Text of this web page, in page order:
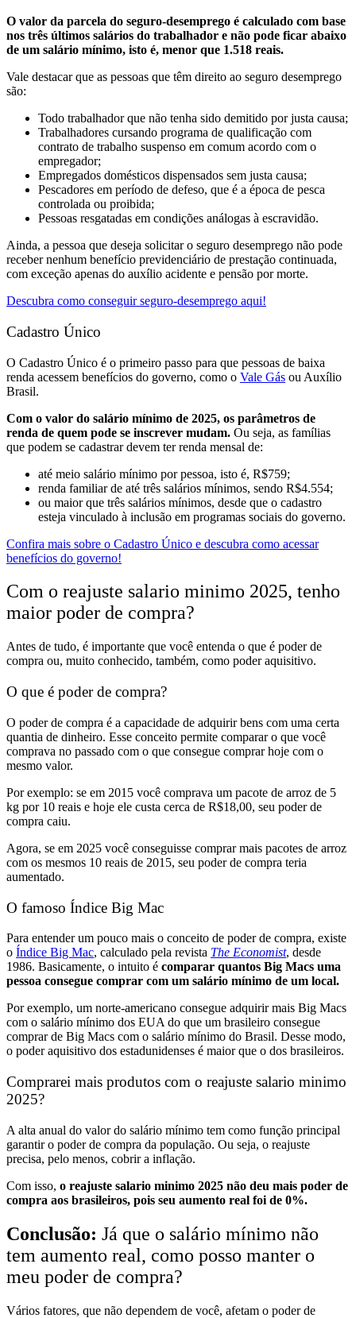
O valor da parcela do seguro-desemprego é calculado com base
nos três últimos salários do trabalhador e não pode ficar abaixo
de um salário mínimo, isto é, menor que 1.518 reais.
Vale destacar que as pessoas que têm direito ao seguro desemprego
são:
Todo trabalhador que não tenha sido demitido por justa causa;
Trabalhadores cursando programa de qualificação com
contrato de trabalho suspenso em comum acordo com o
empregador;
Empregados domésticos dispensados sem justa causa;
Pescadores em período de defeso, que é a época de pesca
controlada ou proibida;
Pessoas resgatadas em condições análogas à escravidão.
Ainda, a pessoa que deseja solicitar o seguro desemprego não pode
receber nenhum benefício previdenciário de prestação continuada,
com exceção apenas do auxílio acidente e pensão por morte.
Descubra como conseguir seguro-desemprego aqui!
Cadastro Único
O Cadastro Único é o primeiro passo para que pessoas de baixa
renda acessem benefícios do governo, como o Vale Gás ou Auxílio
Brasil.
Com o valor do salário mínimo de 2025, os parâmetros de
renda de quem pode se inscrever mudam. Ou seja, as famílias
que podem se cadastrar devem ter renda mensal de:
até meio salário mínimo por pessoa, isto é, R$759;
renda familiar de até três salários mínimos, sendo R$4.554;
ou maior que três salários mínimos, desde que o cadastro
esteja vinculado à inclusão em programas sociais do governo.
Confira mais sobre o Cadastro Único e descubra como acessar
benefícios do governo!
Com o reajuste salario minimo 2025, tenho
maior poder de compra?
Antes de tudo, é importante que você entenda o que é poder de
compra ou, muito conhecido, também, como poder aquisitivo.
O que é poder de compra?
O poder de compra é a capacidade de adquirir bens com uma certa
quantia de dinheiro. Esse conceito permite comparar o que você
comprava no passado com o que consegue comprar hoje com o
mesmo valor.
Por exemplo: se em 2015 você comprava um pacote de arroz de 5
kg por 10 reais e hoje ele custa cerca de R$18,00, seu poder de
compra caiu.
Agora, se em 2025 você conseguisse comprar mais pacotes de arroz
com os mesmos 10 reais de 2015, seu poder de compra teria
aumentado.
O famoso Índice Big Mac
Para entender um pouco mais o conceito de poder de compra, existe
o Índice Big Mac, calculado pela revista The Economist, desde
1986. Basicamente, o intuito é comparar quantos Big Macs uma
pessoa consegue comprar com um salário mínimo de um local.
Por exemplo, um norte-americano consegue adquirir mais Big Macs
com o salário mínimo dos EUA do que um brasileiro consegue
comprar de Big Macs com o salário mínimo do Brasil. Desse modo,
o poder aquisitivo dos estadunidenses é maior que o dos brasileiros.
Comprarei mais produtos com o reajuste salario minimo
2025?
A alta anual do valor do salário mínimo tem como função principal
garantir o poder de compra da população. Ou seja, o reajuste
precisa, pelo menos, cobrir a inflação.
Com isso, o reajuste salario minimo 2025 não deu mais poder de
compra aos brasileiros, pois seu aumento real foi de 0%.
Conclusão: Já que o salário mínimo não
tem aumento real, como posso manter o
meu poder de compra?
Vários fatores, que não dependem de você, afetam o poder de